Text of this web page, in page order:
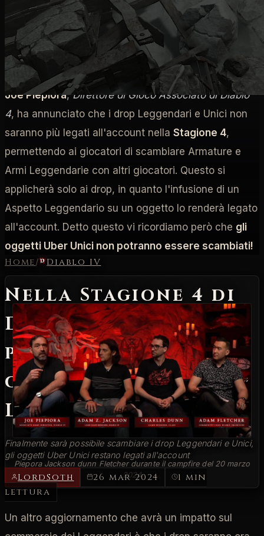
Home/ Diablo IV
Nella Stagione 4 di
Diablo IV si
potranno
commerciare
Leggendari e Unici
Finalmente sarà possibile scambiare i drop Leggendari e Unici,
gli oggetti Uber Unici restano legati all'account
LordSoth 26 mar 2024
1 min
lettura
Stagione 4
Joe Piepiora,Direttore di Gioco Associato di Diablo
4, ha annunciato che i drop Leggendari e Unici non
saranno più legati all'account nella Stagione 4,
permettendo ai giocatori di scambiare Armature e
Armi Leggendarie con altri giocatori. Questo si
applicherà solo ai drop, in quanto l'infusione di un
Aspetto Leggendario su un oggetto lo renderà legato
all'account. Detto questo vi ricordiamo però che gli
oggetti Uber Unici non potranno essere scambiati!
Piepora Jackson dunn Fletcher durante il campfire del 20 marzo
2024
Un altro aggiornamento che avrà un impatto sul